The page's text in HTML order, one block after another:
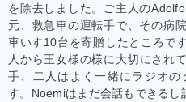
を除去しました。ご主人の
元、救急車の運転手で、その病
車いす10台を寄贈したところで
人から王女様の様に大切にされ
手、二人はよく一緒にラジオ
す。Noemiはまだ会話もできる